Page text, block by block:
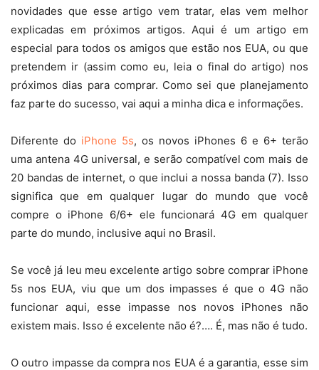
novidades que esse artigo vem tratar, elas vem melhor
explicadas em próximos artigos. Aqui é um artigo em
especial para todos os amigos que estão nos EUA, ou que
pretendem ir (assim como eu, leia o final do artigo) nos
próximos dias para comprar. Como sei que planejamento
faz parte do sucesso, vai aqui a minha dica e informações.
Diferente do iPhone 5s, os novos iPhones 6 e 6+ terão
uma antena 4G universal, e serão compatível com mais de
20 bandas de internet, o que inclui a nossa banda (7). Isso
significa que em qualquer lugar do mundo que você
compre o iPhone 6/6+ ele funcionará 4G em qualquer
parte do mundo, inclusive aqui no Brasil.
Se você já leu meu excelente artigo sobre comprar iPhone
5s nos EUA, viu que um dos impasses é que o 4G não
funcionar aqui, esse impasse nos novos iPhones não
existem mais. Isso é excelente não é?…. É, mas não é tudo.
O outro impasse da compra nos EUA é a garantia, esse sim